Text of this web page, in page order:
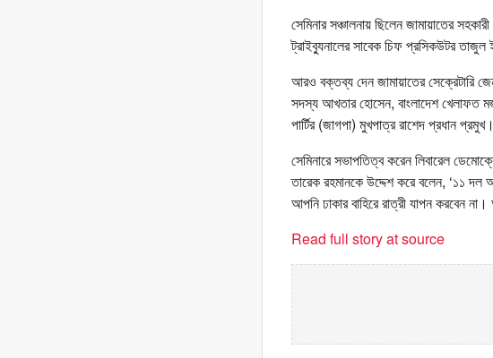
সেমিনার সঞ্চালনায় ছিলেন জামায়াতের
ট্রাইব্যুনালের সাবেক চিফ প্রসিকউটর তাজুল
আরও বক্তব্য দেন জামায়াতের সেক্রেটারি
সদস্য আখতার হোসেন, বাংলাদেশ খেলাফত
পার্টির (জাগপা) মুখপাত্র রাশেদ প্রধান প্রমুখ।
সেমিনারে সভাপতিত্ব করেন লিবারেল
তারেক রহমানকে উদ্দেশ করে বলেন, ‘১১
আপনি ঢাকার বাহিরে রাত্রী যাপন করবেন
Read full story at source